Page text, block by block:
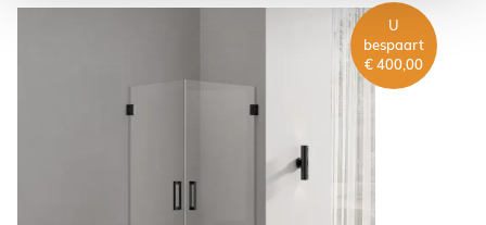
U
bespaart
€ 400,00